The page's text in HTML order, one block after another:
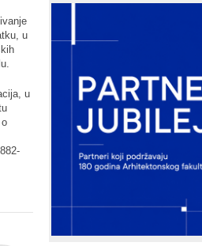
u
u